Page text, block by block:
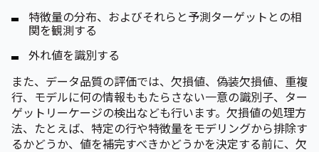
特徴量の分布、およびそれらと予測ターゲットとの相
関を観測する
外れ値を識別する
また、データ品質の評価では、欠損値、偽装欠損値、重複
行、モデルに何の情報ももたらさない一意の識別子、ター
ゲットリーケージの検出なども行います。欠損値の処理方
法、たとえば、特定の行や特徴量をモデリングから排除す
るかどうか、値を補完すべきかどうかを決定する前に、欠